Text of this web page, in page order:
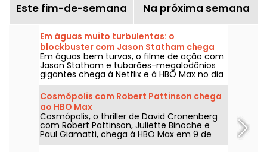
Este fim-de-semana Na próxima semana
Em águas muito turbulentas: o
blockbuster com Jason Statham chega
na Netflix e na HBO Max
Em águas bem turvas, o filme de ação com
Jason Statham e tubarões-megalodônios
gigantes chega à Netflix e à HBO Max no dia
2 de agosto de 2026.
Cosmópolis com Robert Pattinson chega
ao HBO Max
Cosmópolis, o thriller de David Cronenberg
com Robert Pattinson, Juliette Binoche e
Paul Giamatti, chega à HBO Max em 9 de
agosto de 2026.